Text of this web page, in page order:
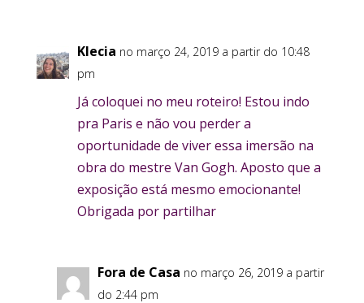
Klecia no março 24, 2019 a partir do 10:48
pm
Já coloquei no meu roteiro! Estou indo
pra Paris e não vou perder a
oportunidade de viver essa imersão na
obra do mestre Van Gogh. Aposto que a
exposição está mesmo emocionante!
Obrigada por partilhar
Fora de Casa no março 26, 2019 a partir
do 2:44 pm